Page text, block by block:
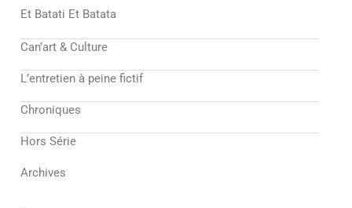
Et Batati Et Batata
Can’art & Culture
L’entretien à peine fictif
Chroniques
Hors Série
Archives